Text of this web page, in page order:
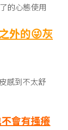
的心態使用
外的😜灰
感到不太舒
會有搔癢